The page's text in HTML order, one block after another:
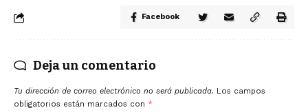
Facebook
Deja un comentario
Tu dirección de correo electrónico no será publicada. Los campos
obligatorios están marcados con *